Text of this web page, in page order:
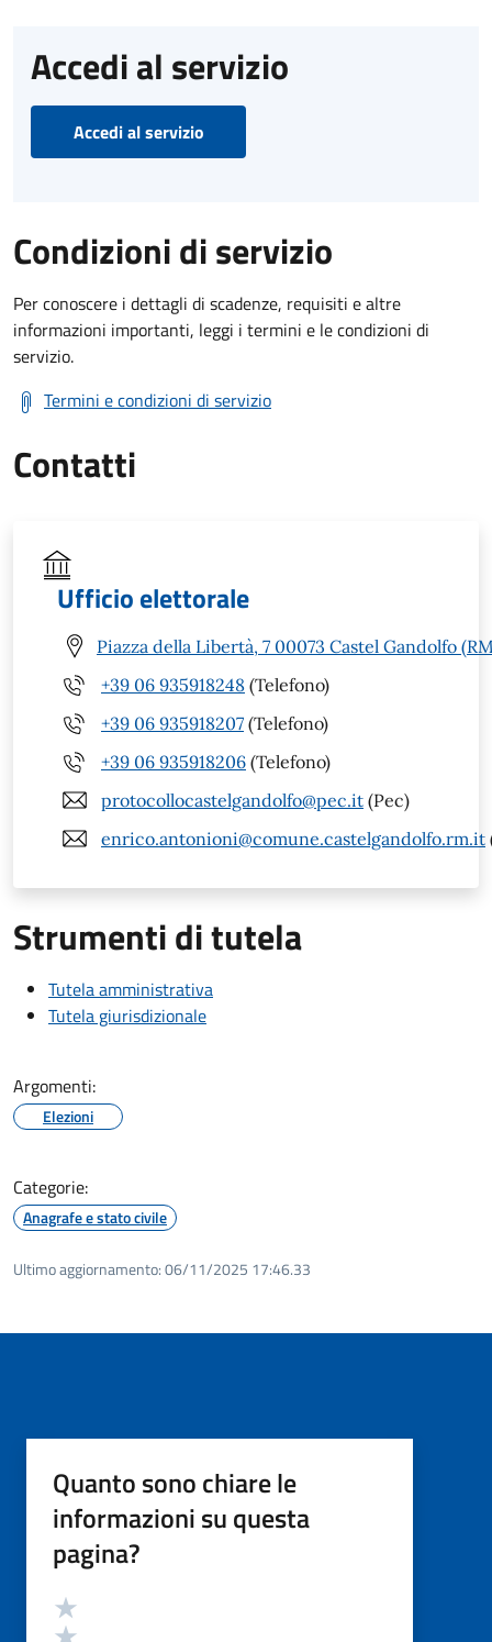
Accedi al servizio
Accedi al servizio
Condizioni di servizio
Per conoscere i dettagli di scadenze, requisiti e altre
informazioni importanti, leggi i termini e le condizioni di
servizio.
Termini e condizioni di servizio
Contatti
Ufficio elettorale
Piazza della Libertà, 7 00073 Castel Gandolfo
+39 06 935918248 (Telefono)
+39 06 935918207 (Telefono)
+39 06 935918206 (Telefono)
protocollocastelgandolfo@pec.it (Pec)
enrico.antonioni@comune.castelgandolfo.rm.it
Strumenti di tutela
Tutela amministrativa
Tutela giurisdizionale
Argomenti:
Elezioni
Categorie:
Anagrafe e stato civile
Ultimo aggiornamento:06/11/2025 17:46.33
Quanto sono chiare le
informazioni su questa
pagina?
Valutazione